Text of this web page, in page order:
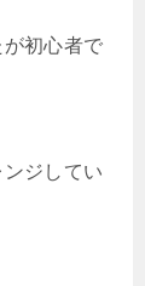
初心者で
ジしてい